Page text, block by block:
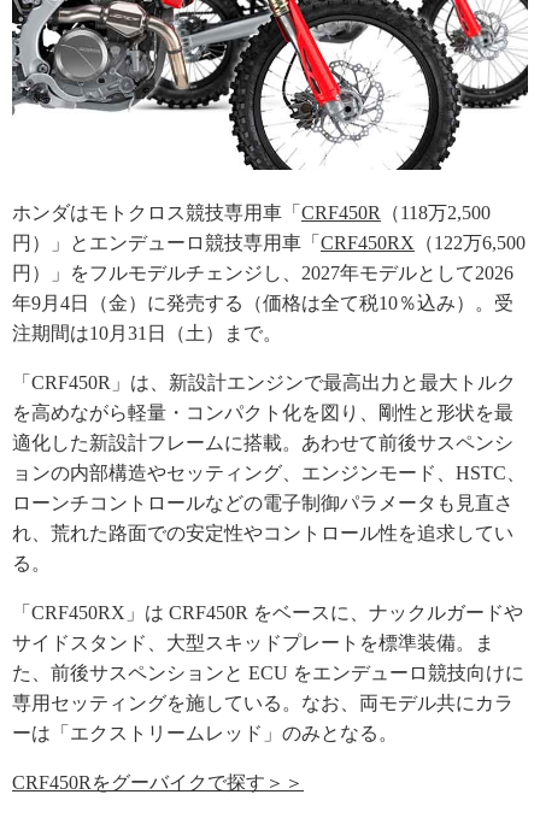
ホンダはモトクロス競技専用車「 CRF450R （118万2,500
円）」とエンデューロ競技専用車「 CRF450RX （122万6,500
円）」をフルモデルチェンジし、2027年モデルとして2026
年9月4日（金）に発売する（価格は全て税10％込み）。受
注期間は10月31日（土）まで。
「CRF450R」は、新設計エンジンで最高出力と最大トルク
を高めながら軽量・コンパクト化を図り、剛性と形状を最
適化した新設計フレームに搭載。あわせて前後サスペンシ
ョンの内部構造やセッティング、エンジンモード、HSTC、
ローンチコントロールなどの電子制御パラメータも見直さ
れ、荒れた路面での安定性やコントロール性を追求してい
る。
「CRF450RX」は CRF450R をベースに、ナックルガードや
サイドスタンド、大型スキッドプレートを標準装備。ま
た、前後サスペンションと ECU をエンデューロ競技向けに
専用セッティングを施している。なお、両モデル共にカラ
ーは「エクストリームレッド」のみとなる。
CRF450Rをグーバイクで探す＞＞